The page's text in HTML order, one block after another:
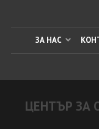
ЗА НАС
ЦЕНТЪР ЗА